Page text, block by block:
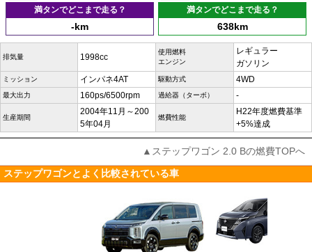
満タンでどこまで走る？
-km
満タンでどこまで走る？
638km
排気量 1998cc
使用燃料
エンジン
レギュラー
ガソリン
ミッション インパネ4AT 駆動方式 4WD
最大出力 160ps/6500rpm 過給器（ターボ） -
生産期間
2004年11月～200
5年04月
燃費性能
H22年度燃費基準
+5%達成
▲ステップワゴン 2.0 Bの燃費TOPへ
ステップワゴンとよく比較されている車